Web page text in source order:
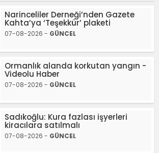
Narinceliler Derneği’nden Gazete
Kahta’ya ‘Teşekkür’ plaketi
07-08-2026 - GÜNCEL
Ormanlık alanda korkutan yangın -
Videolu Haber
07-08-2026 - GÜNCEL
Sadıkoğlu: Kura fazlası işyerleri
kiracılara satılmalı
07-08-2026 - GÜNCEL